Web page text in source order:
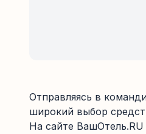
Отправляясь в
широкий выбор
На сайте